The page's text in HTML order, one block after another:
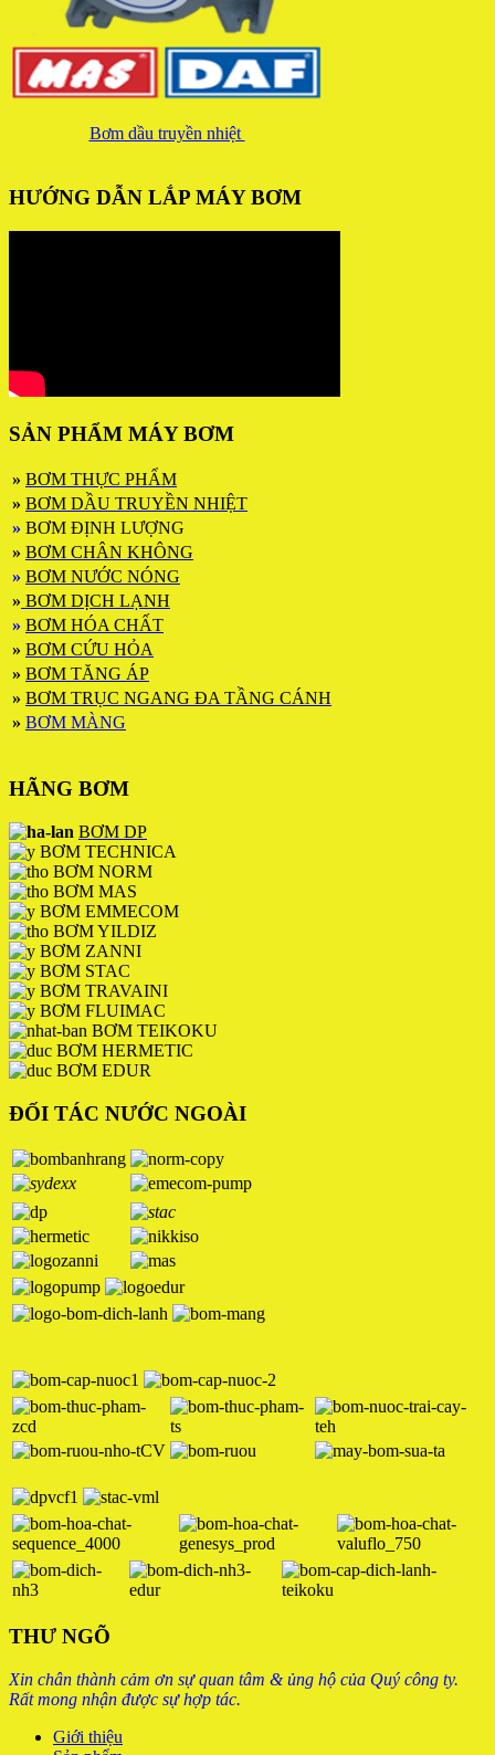
Bơm dầu truyền nhiệt
HƯỚNG DẪN LẮP MÁY BƠM
SẢN PHẨM MÁY BƠM
» BƠM THỰC PHẨM
» BƠM DẦU TRUYỀN NHIỆT
» BƠM ĐỊNH LƯỢNG
» BƠM CHÂN KHÔNG
» BƠM NƯỚC NÓNG
» BƠM DỊCH LẠNH
» BƠM HÓA CHẤT
» BƠM CỨU HỎA
» BƠM TĂNG ÁP
» BƠM TRỤC NGANG ĐA TẦNG CÁNH
» BƠM MÀNG
HÃNG BƠM
BƠM DP
BƠM TECHNICA
BƠM NORM
BƠM MAS
BƠM EMMECOM
BƠM YILDIZ
BƠM ZANNI
BƠM STAC
BƠM TRAVAINI
BƠM FLUIMAC
BƠM TEIKOKU
BƠM HERMETIC
BƠM EDUR
ĐỐI TÁC NƯỚC NGOÀI
THƯ NGÕ
Xin chân thành cảm ơn sự quan tâm & ủng hộ của Quý công ty.
Rất mong nhận được sự hợp tác.
Giới thiệu